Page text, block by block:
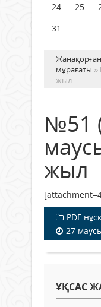
24
25
31
мұрағаты »
жыл
№51
жыл
PDF
27
ҰҚСАС